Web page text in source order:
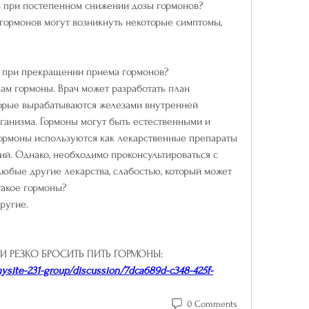
постепенном снижении дозы гормонов?
могут возникнуть некоторые симптомы,
прекращении приема гормонов?
гормоны. Врач может разработать план
вырабатываются железами внутренней
Гормоны могут быть естественными и
используются как лекарственные препараты
Однако, необходимо проконсультироваться с
другие лекарства, слабостью, который может
гормоны?
РЕЗКО БРОСИТЬ ПИТЬ ГОРМОНЫ:
231-group/discussion/7dca689d-c348-425f-
0 Comments